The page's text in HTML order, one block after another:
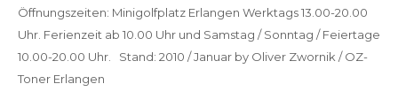
Öffnungszeiten: Minigolfplatz Erlangen Werktags 13.00-20.00
Uhr. Ferienzeit ab 10.00 Uhr und Samstag / Sonntag / Feiertage
10.00-20.00 Uhr. Stand: 2010 / Januar by Oliver Zwornik / OZ-
Toner Erlangen